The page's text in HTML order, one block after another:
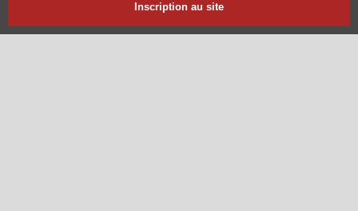
Inscription au site